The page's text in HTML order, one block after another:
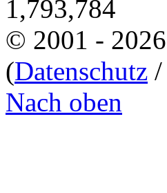
1,793,784
© 2001 -
(Datenschutz /
Nach oben